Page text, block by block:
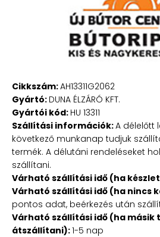
Cikkszám:AH13311G2062
Gyártó: DUNA ÉLZÁRÓ KFT.
Gyártói kód: HU 13311
Szállítási információk:A délelőtt
következő munkanap tudjuk
termék. A délutáni rendeléseket
szállítani.
Várható szállítási idő (ha
Várható szállítási idő (ha nincs
pontos adat, beérkezés után
Várható szállítási idő (ha másik
átszállítani):1-5 nap